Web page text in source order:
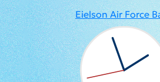
Eielson Air Force